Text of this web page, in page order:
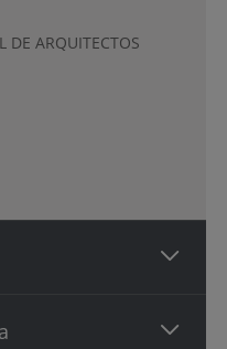
DE ARQUITECTOS